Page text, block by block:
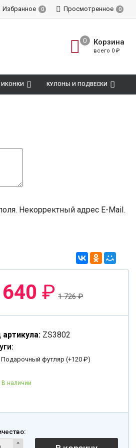
Избранное 0 Просмотренное 0
Корзина
всего 0 ₽
ИКОНКИ КУЛОНЫ И ПОДВЕСКИ
Некорректный адрес E-Mail.
₽ 1 726₽
артикула: ZS3802
Подарочный футляр (+120 ₽)
В наличии